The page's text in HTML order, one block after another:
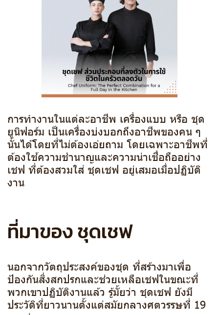
การทำงานในแต่ละอาชีพ เครื่องแบบ หรือ ชุด
ยูนิฟอร์ม เป็นเครื่องบ่งบอกถึงอาชีพของคน ๆ
นั้นได้โดยที่ไม่ต้องเอ่ยถาม โดยเฉพาะอาชีพที่
ต้องใช้ความชำนาญและความน่าเชื่อถืออย่าง
เชฟ ที่ต้องสวมใส่ ชุดเชฟ อยู่เสมอเมื่อปฏิบัติ
งาน
ที่มาของ ชุดเชฟ
นอกจากวัตถุประสงค์ของชุด ที่สร้างมาเพื่อ
ป้องกันสิ่งสกปรกและช่วยเหลือเชฟในขณะที่
พวกเขาปฏิบัติงานแล้ว รู้มั้ยว่า ชุดเชฟ ยังมี
ประวัติที่ยาวนานตั้งแต่สมัยกลางศตวรรษที่ 19